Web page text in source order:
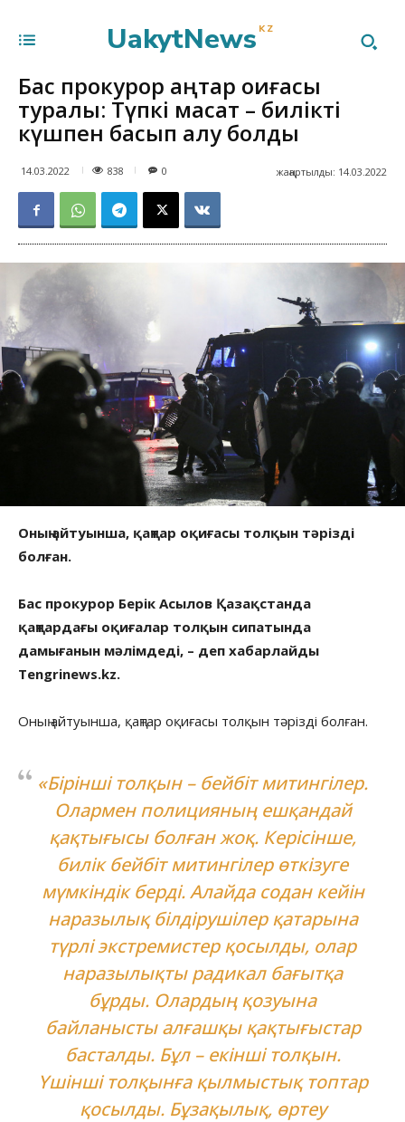
UakytNews KZ
Бас прокурор қаңтар оқиғасы
туралы: Түпкі мақсат – билікті
күшпен басып алу болды
14.03.2022 838 жаңартылды: 14.03.2022
0
Оның айтуынша, қаңтар оқиғасы толқын тәрізді
болған.
Бас прокурор Берік Асылов Қазақстанда
қаңтардағы оқиғалар толқын сипатында
дамығанын мәлімдеді, – деп хабарлайды
Tengrinews.kz.
Оның айтуынша, қаңтар оқиғасы толқын тәрізді болған.
«Бірінші толқын – бейбіт митингілер.
Олармен полицияның ешқандай
қақтығысы болған жоқ. Керісінше,
билік бейбіт митингілер өткізуге
мүмкіндік берді. Алайда содан кейін
наразылық білдірушілер қатарына
түрлі экстремистер қосылды, олар
наразылықты радикал бағытқа
бұрды. Олардың қозуына
байланысты алғашқы қақтығыстар
басталды. Бұл – екінші толқын.
Үшінші толқынға қылмыстық топтар
қосылды. Бұзақылық, өртеу